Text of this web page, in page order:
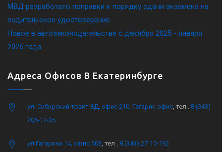
МВД разработало поправки к порядку сдачи экзамена на
водительское удостоверение
Новое в автозаконодательстве с декабря 2025 - января
2026 года
Адреса Офисов В Екатеринбурге
ул. Сибирский тракт 8Д, офис 210, Гагарин офис, тел . 8 (343)
206-17-35
ул.Гагарина 14, офис 503, тел . 8 (343) 27-10-192